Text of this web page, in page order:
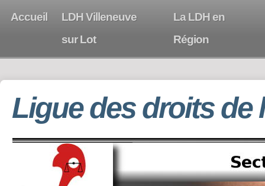
Accueil
LDH Villeneuve
sur Lot
La LDH en
Région
Ligue des droits de